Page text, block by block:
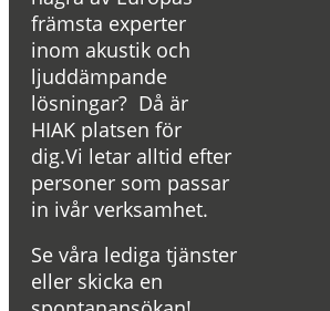
främsta experter
inom akustik och
ljuddämpande
lösningar? Då är
HIAK platsen för
dig.Vi letar alltid efter
personer som passar
in ivår verksamhet.
Se våra lediga tjänster
eller skicka en